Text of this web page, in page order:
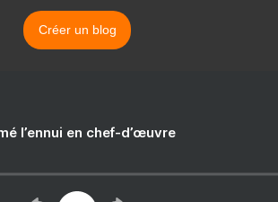
Créer un blog
l’ennui en chef-d’œuvre